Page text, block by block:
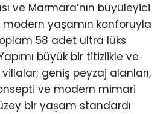
ve Marmara’nın büyüleyici
modern yaşamın konforuyla
58 adet ultra lüks
büyük bir titizlikle ve
geniş peyzaj alanları,
ve modern mimari
bir yaşam standardı